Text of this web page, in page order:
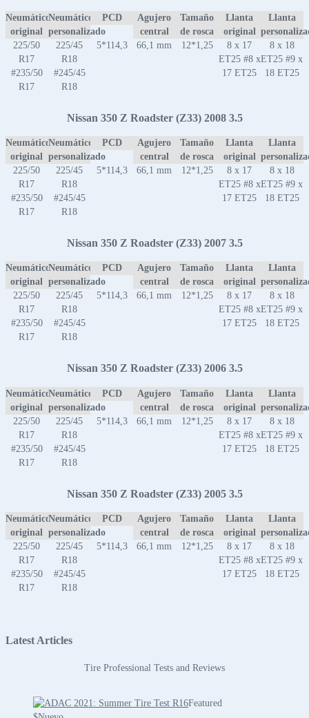
Neumático
original
Neumático
personalizado
PCD
Agujero
central
Tamaño
de rosca
Llanta
original
Llanta
225/50
R17
#235/50
R17
225/45
R18
#245/45
R18
5*114,3 66,1 mm 12*1,25
8 x 17
ET25 #8 x
17 ET25
8 x 18
ET25 #9 x
18 ET25
Nissan 350 Z Roadster (Z33) 2008 3.5
Neumático
original
Neumático
personalizado
PCD
Agujero
central
Tamaño
de rosca
Llanta
original
Llanta
225/50
R17
#235/50
R17
225/45
R18
#245/45
R18
5*114,3 66,1 mm 12*1,25
8 x 17
ET25 #8 x
17 ET25
8 x 18
ET25 #9 x
18 ET25
Nissan 350 Z Roadster (Z33) 2007 3.5
Neumático
original
Neumático
personalizado
PCD
Agujero
central
Tamaño
de rosca
Llanta
original
Llanta
225/50
R17
#235/50
R17
225/45
R18
#245/45
R18
5*114,3 66,1 mm 12*1,25
8 x 17
ET25 #8 x
17 ET25
8 x 18
ET25 #9 x
18 ET25
Nissan 350 Z Roadster (Z33) 2006 3.5
Neumático
original
Neumático
personalizado
PCD
Agujero
central
Tamaño
de rosca
Llanta
original
Llanta
225/50
R17
#235/50
R17
225/45
R18
#245/45
R18
5*114,3 66,1 mm 12*1,25
8 x 17
ET25 #8 x
17 ET25
8 x 18
ET25 #9 x
18 ET25
Nissan 350 Z Roadster (Z33) 2005 3.5
Neumático
original
Neumático
personalizado
PCD
Agujero
central
Tamaño
de rosca
Llanta
original
Llanta
225/50
R17
#235/50
R17
225/45
R18
#245/45
R18
5*114,3 66,1 mm 12*1,25
8 x 17
ET25 #8 x
17 ET25
8 x 18
ET25 #9 x
18 ET25
Latest Articles
Tire Professional Tests and Reviews
Featured